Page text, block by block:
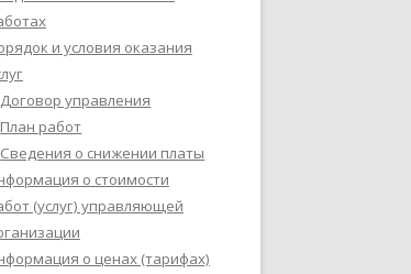
и условия оказания
Договор управления
План работ
Сведения о снижении платы
о стоимости
(услуг) управляющей
о ценах (тарифах)